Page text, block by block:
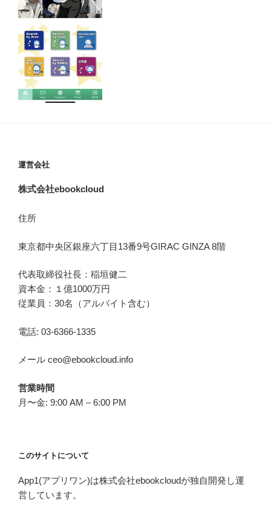
運営会社
株式会社ebookcloud
住所
東京都中央区銀座六丁目 13番9号GIRAC GINZA 8階
代表取締役社長：稲垣健二
資本金：１億1000万円
従業員：30名（アルバイト含む）
電話: 03-6366-1335
メール ceo@ebookcloud.info
営業時間
月〜金: 9:00 AM – 6:00 PM
このサイトについて
App1(アプリワン)は株式会社ebookcloudが独自開発し運
営しています。